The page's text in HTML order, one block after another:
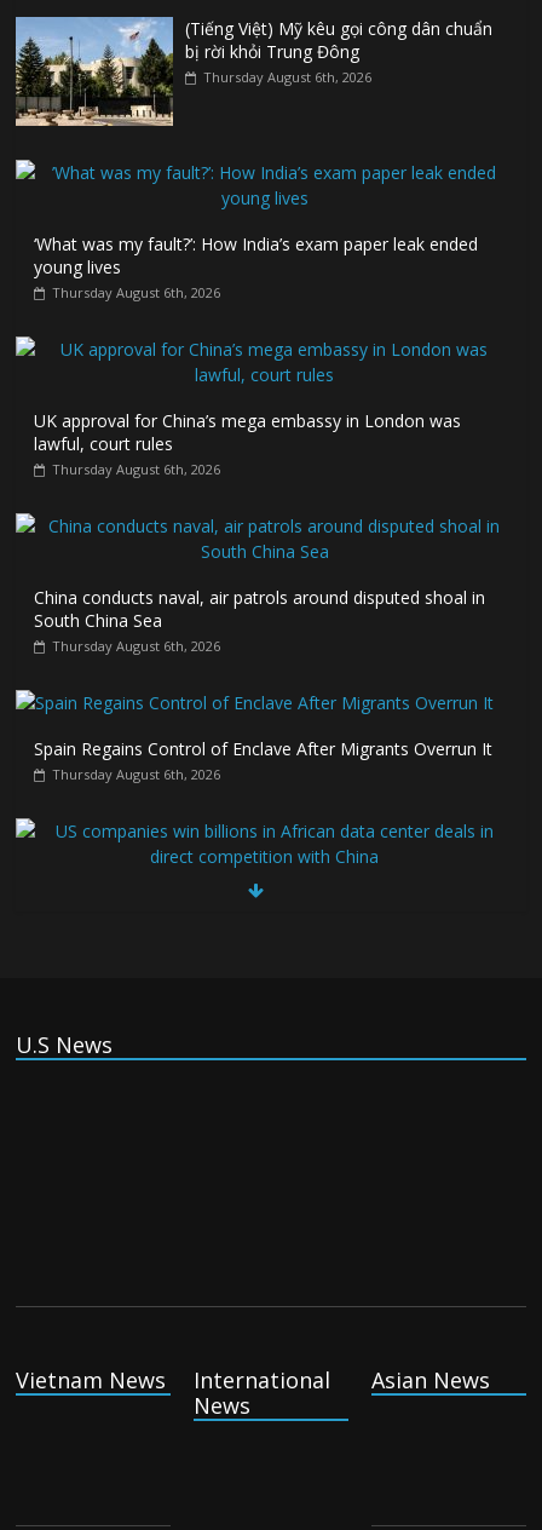
(Tiếng Việt) Mỹ kêu gọi công dân chuẩn
bị rời khỏi Trung Đông
Thursday August 6th, 2026
‘What was my fault?’: How India’s exam paper leak ended
young lives
Thursday August 6th, 2026
UK approval for China’s mega embassy in London was
lawful, court rules
Thursday August 6th, 2026
China conducts naval, air patrols around disputed shoal in
South China Sea
Thursday August 6th, 2026
Spain Regains Control of Enclave After Migrants Overrun It
Thursday August 6th, 2026
US companies win billions in African data center deals in
Tuesday August 4th, 2026
U.S News
Vietnam News
International
News
Asian News